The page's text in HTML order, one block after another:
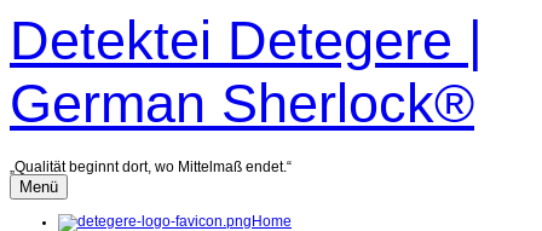
Inhalt
überspringen
Detektei Detegere |
German Sherlock®
„Qualität beginnt dort, wo Mittelmaß endet.“
Menü
Home